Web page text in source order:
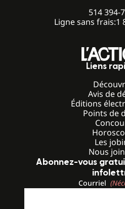
514 394-
Ligne sans frais:1
Liens
Avis de
Éditions
Points de
Les
Nous
Abonnez-vous
Courriel